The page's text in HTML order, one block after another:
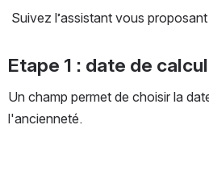
Suivez l’assistant vous
Etape 1 : date de calcul
Un champ permet de choisir la
l'ancienneté.